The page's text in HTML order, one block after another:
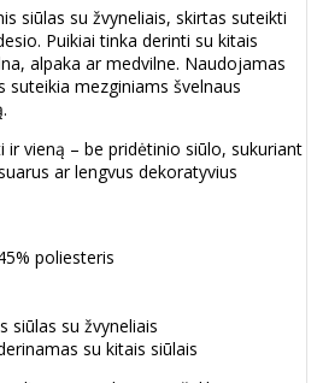
siūlas su žvyneliais, skirtas suteikti
Puikiai tinka derinti su kitais
alpaka ar medvilne. Naudojamas
suteikia mezginiams švelnaus
ir vieną – be pridėtinio siūlo, sukuriant
ar lengvus dekoratyvius
poliesteris
siūlas su žvyneliais
su kitais siūlais